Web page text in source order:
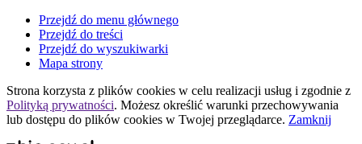
Przejdź do menu głównego
Przejdź do treści
Przejdź do wyszukiwarki
Mapa strony
Strona korzysta z plików cookies w celu realizacji usług i zgodnie z
Polityką prywatności. Możesz określić warunki przechowywania
lub dostępu do plików cookies w Twojej przeglądarce. Zamknij